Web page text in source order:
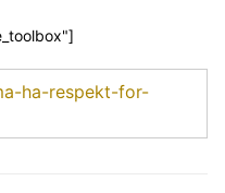
ha-respekt-for-